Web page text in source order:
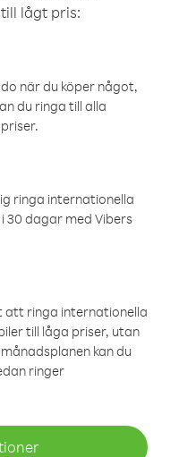
lågt pris:
när du köper något,
du ringa till alla
ringa internationella
30 dagar med Vibers
att ringa internationella
till låga priser, utan
kan du
ringer